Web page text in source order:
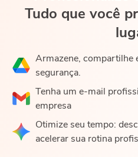
Tudo que você
Armazene, compartilhe
segurança.
Tenha um e-mail
empresa
Otimize seu tempo:
acelerar sua rotina